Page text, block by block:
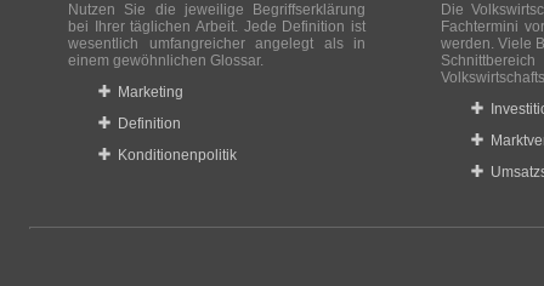
Nutzen Sie die jeweilige Begriffserklärung
bei Ihrer täglichen Arbeit. Jede Definition ist
wesentlich umfangreicher angelegt als in
einem gewöhnlichen Glossar.
Marketing
Definition
Konditionenpolitik
Die
Fachtermini
werden. Viele